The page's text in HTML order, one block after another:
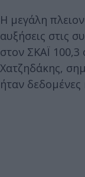
Η μεγάλη
αυξήσεις στις
στον ΣΚΑΪ
Χατζηδάκης,
ήταν